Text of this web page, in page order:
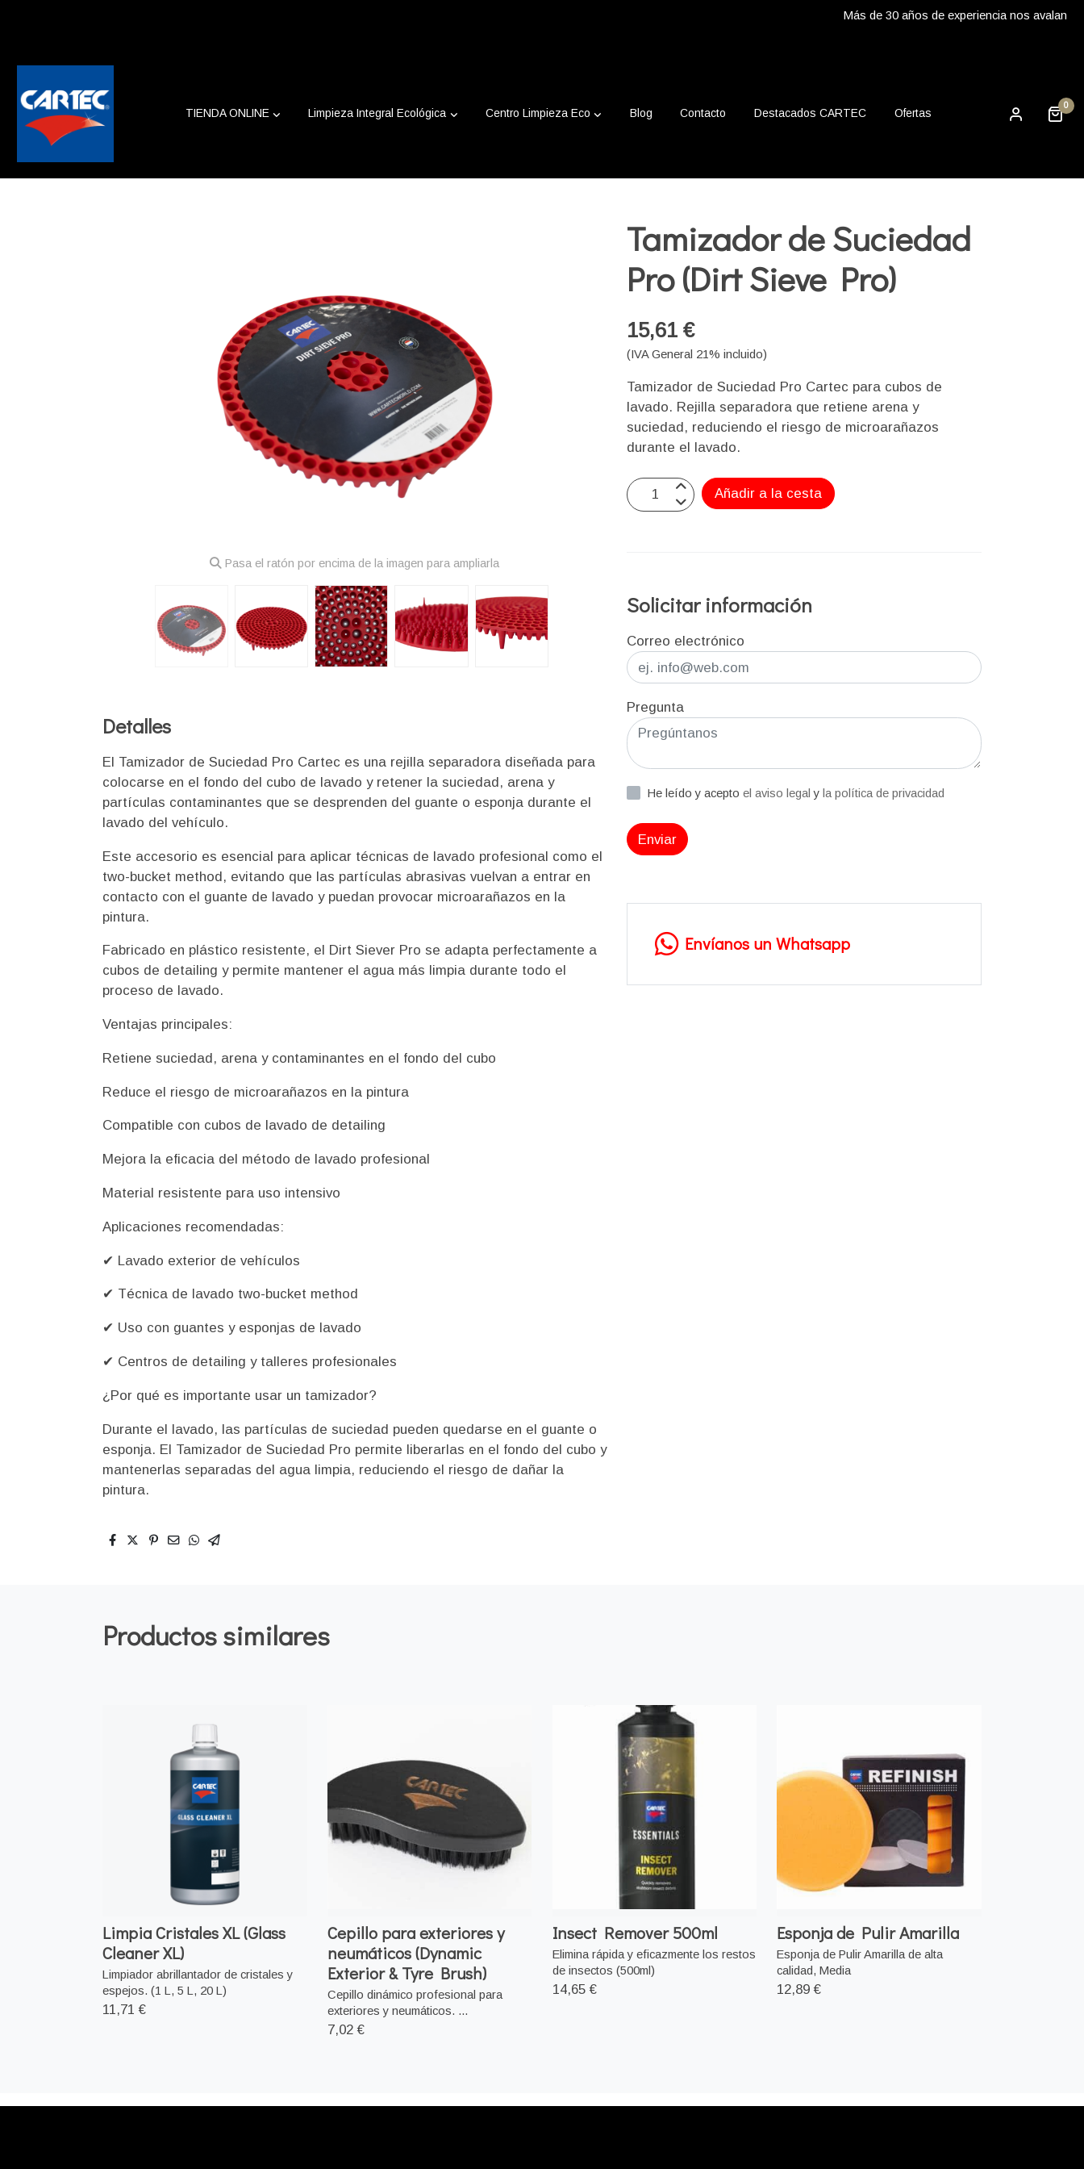
Más de 30 años de experiencia nos avalan
TIENDA ONLINE Limpieza Integral Ecológica Centro Limpieza Eco Blog Contacto Destacados CARTEC Ofertas
0
Pasa el ratón por encima de la imagen para ampliarla
Detalles
El Tamizador de Suciedad Pro Cartec es una rejilla separadora diseñada para
colocarse en el fondo del cubo de lavado y retener la suciedad, arena y
partículas contaminantes que se desprenden del guante o esponja durante el
lavado del vehículo.
Este accesorio es esencial para aplicar técnicas de lavado profesional como el
two-bucket method, evitando que las partículas abrasivas vuelvan a entrar en
contacto con el guante de lavado y puedan provocar microarañazos en la
pintura.
Fabricado en plástico resistente, el Dirt Siever Pro se adapta perfectamente a
cubos de detailing y permite mantener el agua más limpia durante todo el
proceso de lavado.
Ventajas principales:
Retiene suciedad, arena y contaminantes en el fondo del cubo
Reduce el riesgo de microarañazos en la pintura
Compatible con cubos de lavado de detailing
Mejora la eficacia del método de lavado profesional
Material resistente para uso intensivo
Aplicaciones recomendadas:
✔ Lavado exterior de vehículos
✔ Técnica de lavado two-bucket method
✔ Uso con guantes y esponjas de lavado
✔ Centros de detailing y talleres profesionales
¿Por qué es importante usar un tamizador?
Durante el lavado, las partículas de suciedad pueden quedarse en el guante o
esponja. El Tamizador de Suciedad Pro permite liberarlas en el fondo del cubo y
mantenerlas separadas del agua limpia, reduciendo el riesgo de dañar la
pintura.
Tamizador de Suciedad
Pro (Dirt Sieve Pro)
15,61 €
(IVA General 21% incluido)
Tamizador de Suciedad Pro Cartec para cubos de
lavado. Rejilla separadora que retiene arena y
suciedad, reduciendo el riesgo de microarañazos
durante el lavado.
Añadir a la cesta
Solicitar información
Correo electrónico
Pregunta
He leído y acepto el aviso legaly la política de privacidad
Enviar
Envíanos un Whatsapp
Productos similares
Limpia Cristales XL (Glass
Cleaner XL)
Limpiador abrillantador de cristales y
espejos. (1 L, 5 L, 20 L)
11,71 €
Cepillo para exteriores y
neumáticos (Dynamic
Exterior & Tyre Brush)
Cepillo dinámico profesional para
exteriores y neumáticos. ...
7,02 €
Insect Remover 500ml
Elimina rápida y eficazmente los restos
de insectos (500ml)
14,65 €
Esponja de Pulir Amarilla
Esponja de Pulir Amarilla de alta
calidad, Media
12,89 €